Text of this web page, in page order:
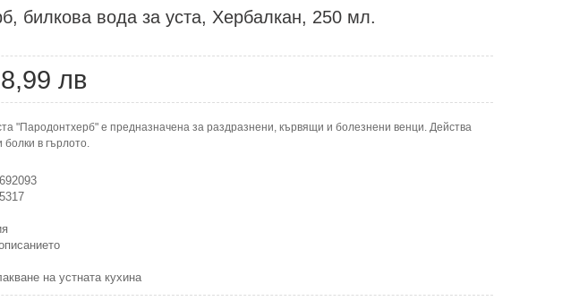
билкова вода за уста, Хербалкан, 250 мл.
лв
"Пародонтхерб" е предназначена за раздразнени, кървящи и болезнени венци. Действа
в гърлото.
на устната кухина